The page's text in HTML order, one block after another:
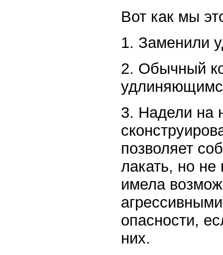
Вот как мы
1. Заменили
2. Обычный
3. Надели на
позволяет
лакать, но
имела
опасности,
них.